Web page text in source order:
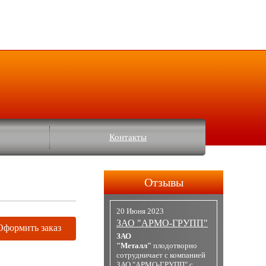
Контакты
заказ
Отзывы
20 Июня 2023
ЗАО "АРМО-ГРУПП"
ЗАО
"Металл" плодотворно
сотрудничает с компанией